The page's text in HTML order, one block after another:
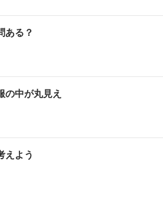
ある？
の中が丸見え
えよう